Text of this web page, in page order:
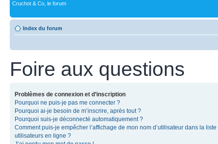
Cruchot & Co, le forum
Index du forum
Foire aux questions
Problèmes de connexion et d’inscription
Pourquoi ne puis-je pas me connecter ?
Pourquoi ai-je besoin de m’inscrire, après tout ?
Pourquoi suis-je déconnecté automatiquement ?
Comment puis-je empêcher l’affichage de mon nom d’utilisateur dans la liste
utilisateurs en ligne ?